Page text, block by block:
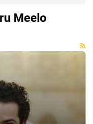
Meelo